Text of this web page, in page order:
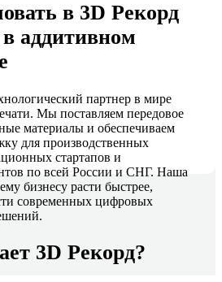
в 3D Рекорд
аддитивном
партнер в мире
Мы поставляем передовое
материалы и обеспечиваем
для производственных
стартапов и
по всей России и СНГ. Наша
бизнесу расти быстрее,
современных цифровых
3D Рекорд?